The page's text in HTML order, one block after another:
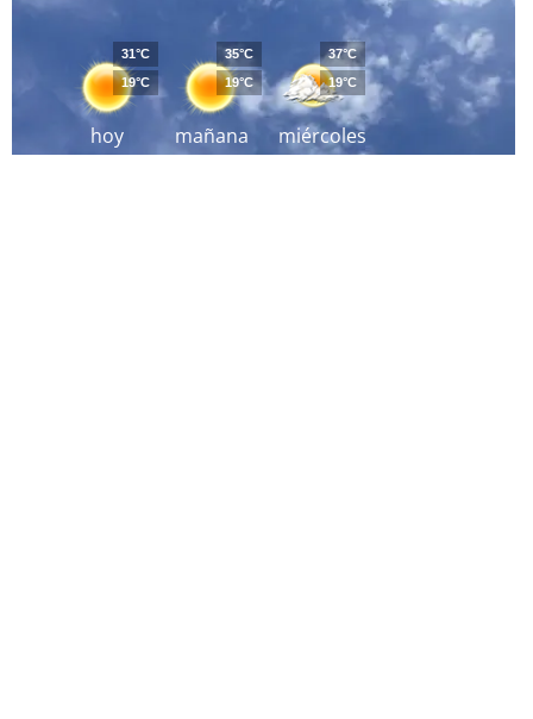
hoy
31°C
19°C
mañana
35°C
19°C
miércoles
37°C
19°C